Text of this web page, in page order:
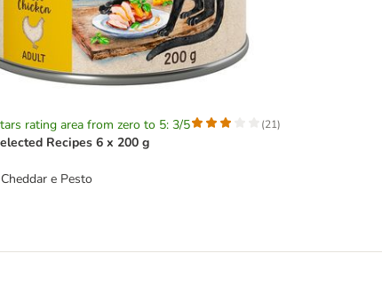
rating area from zero to 5: 3/5 (21)
Recipes 6 x 200 g
e Pesto